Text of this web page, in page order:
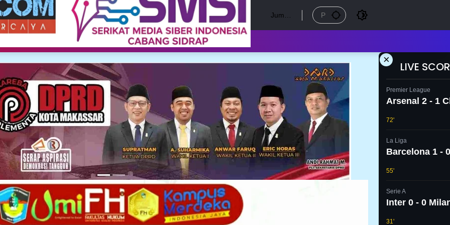
Jumat
×
LIVE
Premier League
Arsenal 2 - 1
72'
La Liga
Barcelona 1 -
55'
Serie A
Inter 0 - 0
31'